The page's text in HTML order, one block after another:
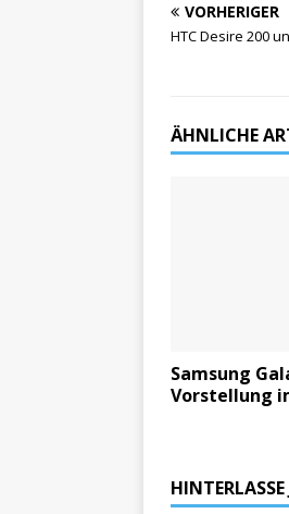
VORHERIGER
HTC Desire 200
ÄHNLICHE
Samsung
Vorstellung